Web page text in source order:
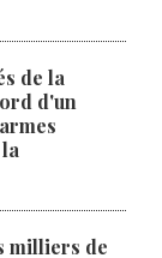
de la
d'un
milliers de